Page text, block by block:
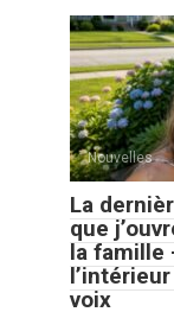
Nouvelles
La
que
la famille
voix